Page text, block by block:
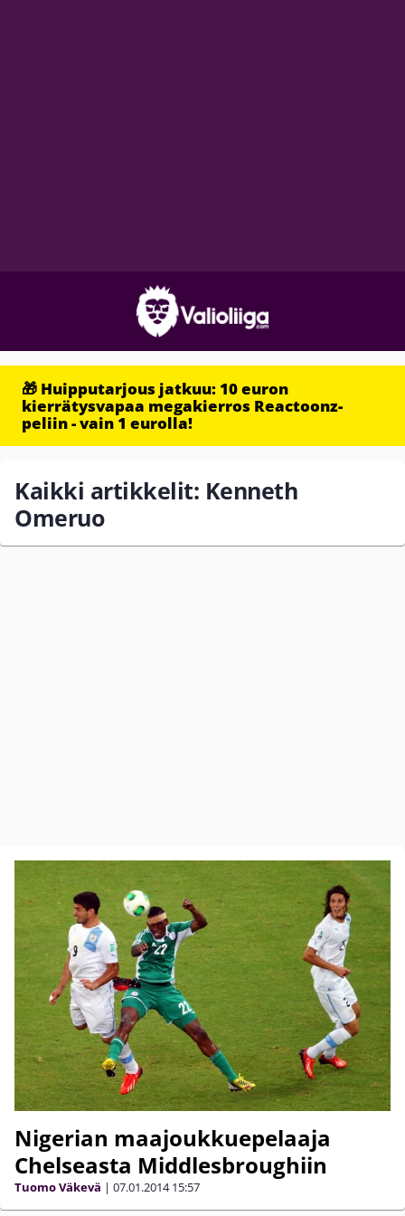
🎁 Huipputarjous jatkuu: 10 euron
kierrätysvapaa megakierros Reactoonz-
peliin - vain 1 eurolla!
Kaikki artikkelit: Kenneth
Omeruo
Nigerian maajoukkuepelaaja
Chelseasta Middlesbroughiin
Tuomo Väkevä | 07.01.2014 15:57